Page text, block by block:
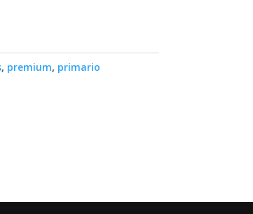
, premium, primario